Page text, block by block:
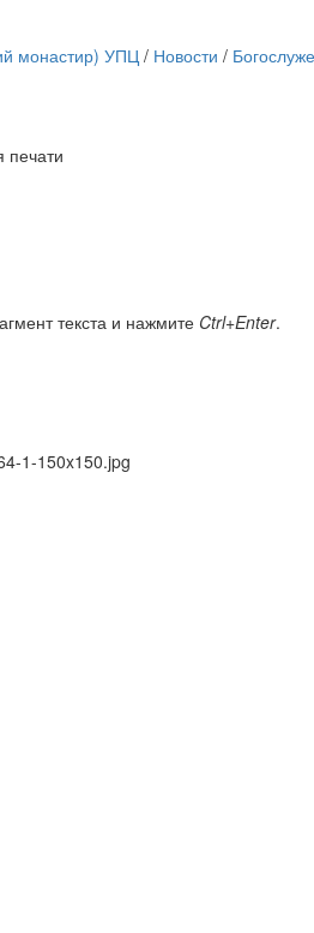
12
12
12
12
12
12
Перейти
монастир) УПЦ/ Новости /
печати
текста и нажмите Ctrl+Enter.
1-150x150.jpg